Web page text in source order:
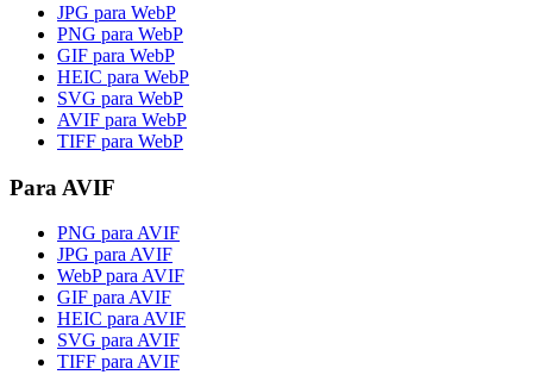
JPG para WebP
PNG para WebP
GIF para WebP
HEIC para WebP
SVG para WebP
AVIF para WebP
TIFF para WebP
Para AVIF
PNG para AVIF
JPG para AVIF
WebP para AVIF
GIF para AVIF
HEIC para AVIF
SVG para AVIF
TIFF para AVIF